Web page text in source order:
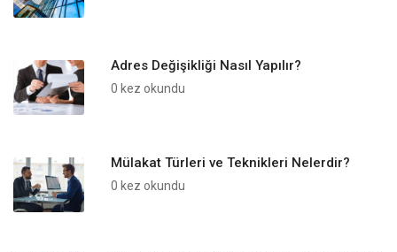
Adres Değişikliği Nasıl Yapılır?
0 kez okundu
Mülakat Türleri ve Teknikleri Nelerdir?
0 kez okundu